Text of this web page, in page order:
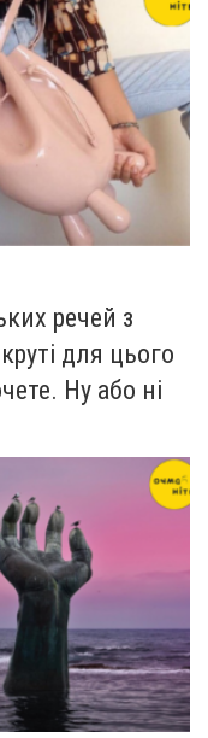
речей з
для цього
Ну або ні